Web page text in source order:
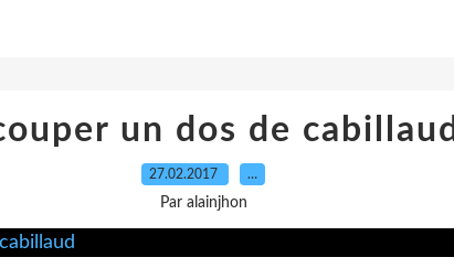
un dos de cabillaud
27.02.2017 …
Par alainjhon